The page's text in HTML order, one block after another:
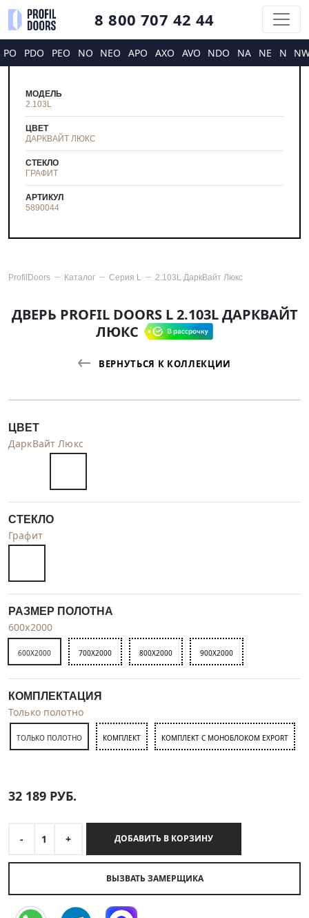
8 800 707 42 44
PO PDO PEO NO NEO APO AXO AVO NDO NA NE N
МОДЕЛЬ
2.103L
ЦВЕТ
ДАРКВАЙТ ЛЮКС
СТЕКЛО
ГРАФИТ
АРТИКУЛ
5890044
ProfilDoors Каталог Серия L 2.103L ДаркВайт Люкс
ДВЕРЬ PROFIL DOORS L 2.103L ДАРКВАЙТ
ЛЮКС
ВЕРНУТЬСЯ К КОЛЛЕКЦИИ
ЦВЕТ
ДаркВайт Люкс
СТЕКЛО
Графит
РАЗМЕР ПОЛОТНА
600x2000
600X2000 700X2000 800X2000 900X2000
КОМПЛЕКТАЦИЯ
Только полотно
ТОЛЬКО ПОЛОТНО КОМПЛЕКТ КОМПЛЕКТ С МОНОБЛОКОМ EXPORT
32 189 РУБ.
- 1 + ДОБАВИТЬ В КОРЗИНУ
ВЫЗВАТЬ ЗАМЕРЩИКА